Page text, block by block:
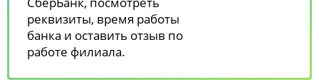
реквизиты, время работы
банка и оставить отзыв по
работе филиала.